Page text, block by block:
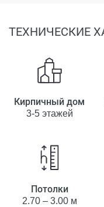
ТЕХНИЧЕСКИЕ
Кирпичный дом
3-5 этажей
Потолки
2.70 – 3.00 м